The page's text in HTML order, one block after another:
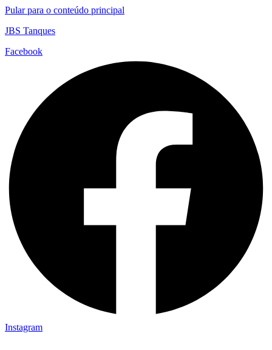
Pular para o conteúdo principal
JBS Tanques
Facebook
Instagram